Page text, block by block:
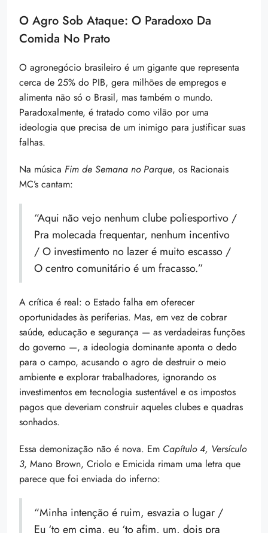
O Agro Sob Ataque: O Paradoxo Da
Comida No Prato
O agronegócio brasileiro é um gigante que representa
cerca de 25% do PIB, gera milhões de empregos e
alimenta não só o Brasil, mas também o mundo.
Paradoxalmente, é tratado como vilão por uma
ideologia que precisa de um inimigo para justificar suas
falhas.
Na música Fim de Semana no Parque, os Racionais
MC’s cantam:
“Aqui não vejo nenhum clube poliesportivo /
Pra molecada frequentar, nenhum incentivo
/ O investimento no lazer é muito escasso /
O centro comunitário é um fracasso.”
A crítica é real: o Estado falha em oferecer
oportunidades às periferias. Mas, em vez de cobrar
saúde, educação e segurança — as verdadeiras funções
do governo —, a ideologia dominante aponta o dedo
para o campo, acusando o agro de destruir o meio
ambiente e explorar trabalhadores, ignorando os
investimentos em tecnologia sustentável e os impostos
pagos que deveriam construir aqueles clubes e quadras
sonhados.
Essa demonização não é nova. Em Capítulo 4, Versículo
3, Mano Brown, Criolo e Emicida rimam uma letra que
parece que foi enviada do inferno:
“Minha intenção é ruim, esvazia o lugar /
Eu ‘to em cima, eu ‘to afim, um, dois pra